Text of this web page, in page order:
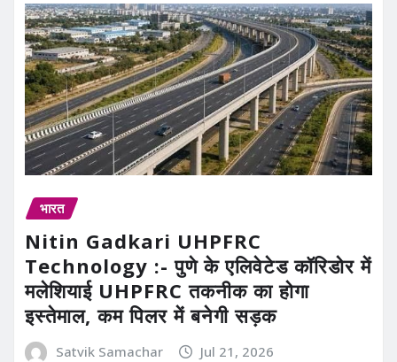
भारत
Nitin Gadkari UHPFRC
Technology :- पुणे के एलिवेटेड कॉरिडोर में
मलेशियाई UHPFRC तकनीक का होगा
इस्तेमाल, कम पिलर में बनेगी सड़क
Satvik Samachar Jul 21, 2026